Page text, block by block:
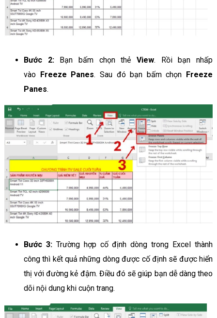
Bước 2:Bạn bấm chọn thẻView. Rồi bạn nhấp
vào Freeze Panes. Sau đó bạn bấm chọn Freeze
Panes.
Bước 3:Trường hợp cố định dòng trong Excel thành
công thì kết quả những dòng được cố định sẽ được hiển
thị với đường kẻ đậm. Điều đó sẽ giúp bạn dễ dàng theo
dõi nội dung khi cuộn trang.